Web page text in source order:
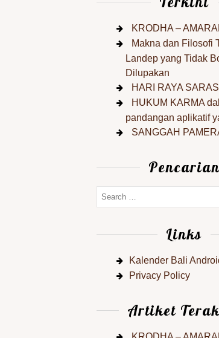
KRODHA –
Makna dan Filosofi
Landep yang Tidak
Dilupakan
HARI RAYA
HUKUM KARMA
pandangan aplikatif
SANGGAH
Pencarian
Links
Kalender Bali
Privacy Policy
Artiket